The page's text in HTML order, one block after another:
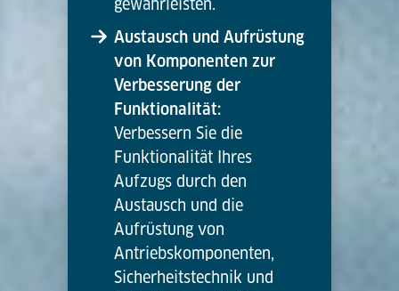
gewährleisten.
Austausch und Aufrüstung
von Komponenten zur
Verbesserung der
Funktionalität:
Verbessern Sie die
Funktionalität Ihres
Aufzugs durch den
Austausch und die
Aufrüstung von
Antriebskomponenten,
Sicherheitstechnik und